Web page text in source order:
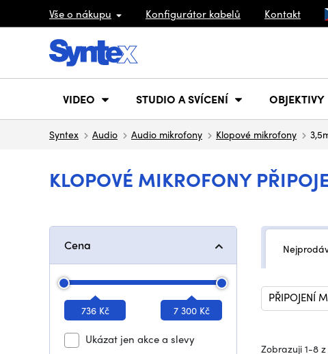
Vše o nákupu Konfigurátor kabelů Kontakt
VIDEO STUDIO A SVÍCENÍ OBJEKTIVY
Syntex Audio Audio mikrofony Klopové mikrofony
KLOPOVÉ MIKROFONY
Cena
736 Kč 7 300 Kč
Ukázat jen akce a slevy
PŘIPOJENÍ
Zobrazuji 1-8